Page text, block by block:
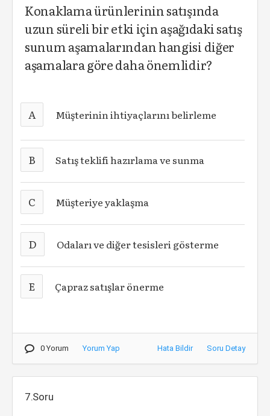
Konaklama ürünlerinin satışında
uzun süreli bir etki için aşağıdaki satış
sunum aşamalarından hangisi diğer
aşamalara göre daha önemlidir?
A Müşterinin ihtiyaçlarını belirleme
B Satış teklifi hazırlama ve sunma
C Müşteriye yaklaşma
D Odaları ve diğer tesisleri gösterme
E Çapraz satışlar önerme
0 Yorum Yorum Yap Hata Bildir Soru Detay
7.Soru